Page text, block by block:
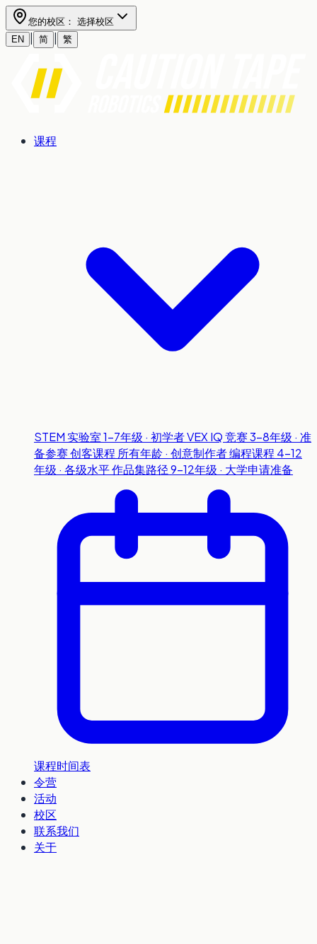
您的校区： 选择校区
EN
简 繁
课程
STEM 实验室1-7年级 · 初学者VEX IQ 竞赛3-8年级 · 准
备参赛创客课程 所有年龄 · 创意制作者编程课程 4-12
年级 · 各级水平作品集路径9-12年级 · 大学申请准备
课程时间表
令营
活动
校区
联系我们
关于